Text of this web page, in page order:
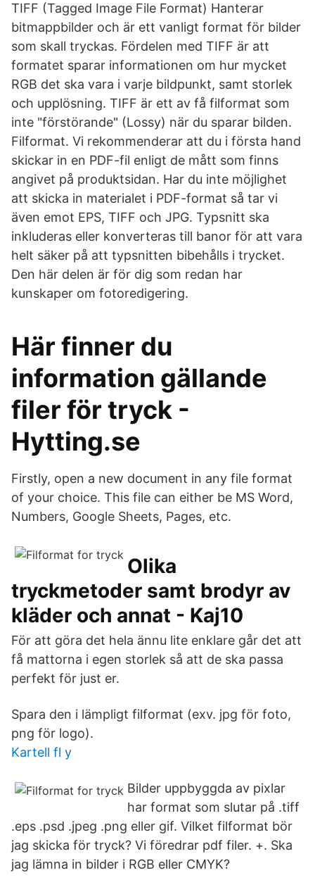
TIFF (Tagged Image File Format) Hanterar
bitmappbilder och är ett vanligt format för bilder
som skall tryckas. Fördelen med TIFF är att
formatet sparar informationen om hur mycket
RGB det ska vara i varje bildpunkt, samt storlek
och upplösning. TIFF är ett av få filformat som
inte "förstörande" (Lossy) när du sparar bilden.
Filformat. Vi rekommenderar att du i första hand
skickar in en PDF-fil enligt de mått som finns
angivet på produktsidan. Har du inte möjlighet
att skicka in materialet i PDF-format så tar vi
även emot EPS, TIFF och JPG. Typsnitt ska
inkluderas eller konverteras till banor för att vara
helt säker på att typsnitten bibehålls i trycket.
Den här delen är för dig som redan har
kunskaper om fotoredigering.
Här finner du
information gällande
filer för tryck -
Hytting.se
Firstly, open a new document in any file format
of your choice. This file can either be MS Word,
Numbers, Google Sheets, Pages, etc.
Olika
tryckmetoder samt brodyr av
kläder och annat - Kaj10
För att göra det hela ännu lite enklare går det att
få mattorna i egen storlek så att de ska passa
perfekt för just er.
Spara den i lämpligt filformat (exv. jpg för foto,
png för logo).
Kartell fl y
Bilder uppbyggda av pixlar
har format som slutar på .tiff
.eps .psd .jpeg .png eller gif. Vilket filformat bör
jag skicka för tryck? Vi föredrar pdf filer. +. Ska
jag lämna in bilder i RGB eller CMYK?